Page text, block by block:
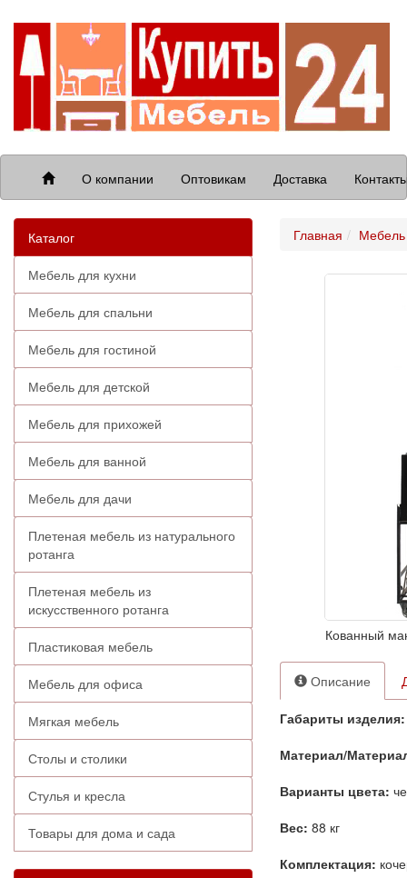
О компании Оптовикам Доставка
Каталог
Мебель для кухни
Мебель для спальни
Мебель для гостиной
Мебель для детской
Мебель для прихожей
Мебель для ванной
Мебель для дачи
Плетеная мебель из натурального
ротанга
Плетеная мебель из
искусственного ротанга
Пластиковая мебель
Мебель для офиса
Мягкая мебель
Столы и столики
Стулья и кресла
Товары для дома и сада
Главная
Кованный
Описание
Габариты изделия:
Материал/
Варианты цвета:
Вес: 88 кг
Комплектация: